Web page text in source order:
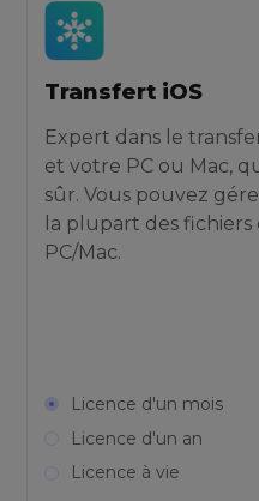
Transfert iOS
Expert dans le
et votre PC ou Mac,
sûr. Vous pouvez
la plupart des fichiers
PC/Mac.
Licence d'un mois
Licence d'un an
Licence à vie